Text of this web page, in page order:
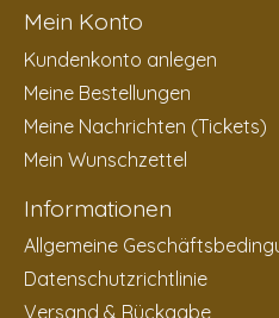
Mein Konto
Kundenkonto anlegen
Meine Bestellungen
Meine Nachrichten (Tickets)
Mein Wunschzettel
Informationen
Allgemeine
Datenschutzrichtlinie
Versand & Rückgabe